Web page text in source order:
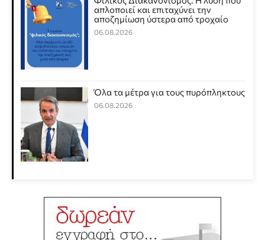
απλοποιεί και επιταχύνει την
αποζημίωση ύστερα από τροχαίο
06.08.2026
Όλα τα μέτρα για τους πυρόπληκτους
06.08.2026